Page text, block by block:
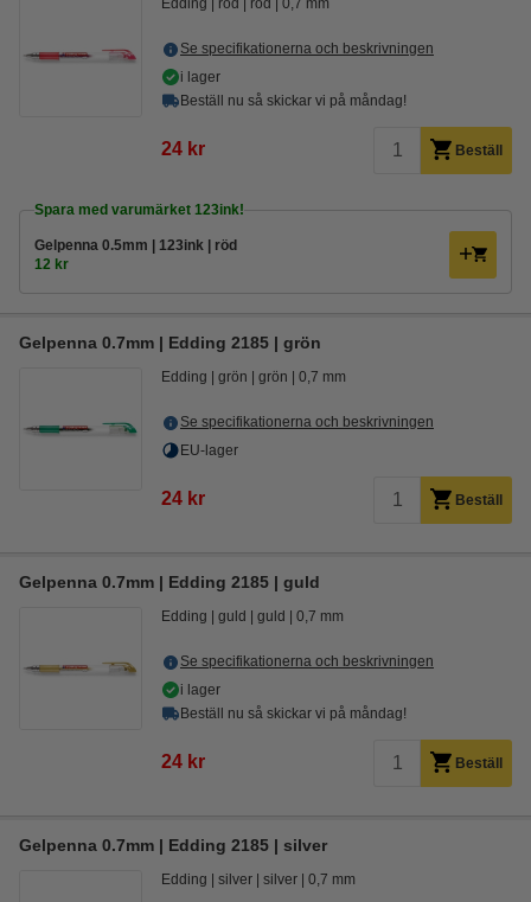
Edding röd röd 0,7 mm
Se specifikationerna och beskrivningen
i lager
Beställ nu så skickar vi på måndag!
24 kr Beställ
Spara med varumärket 123ink!
Gelpenna 0.5mm | 123ink | röd
12 kr
Gelpenna 0.7mm | Edding 2185 | grön
Edding grön grön 0,7 mm
Se specifikationerna och beskrivningen
EU-lager
24 kr Beställ
Gelpenna 0.7mm | Edding 2185 | guld
Edding guld guld 0,7 mm
Se specifikationerna och beskrivningen
i lager
Beställ nu så skickar vi på måndag!
24 kr Beställ
Gelpenna 0.7mm | Edding 2185 | silver
Edding silver silver 0,7 mm